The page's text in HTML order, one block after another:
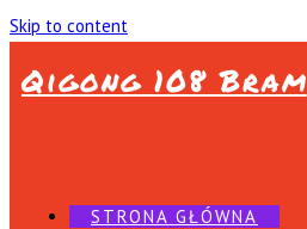
Skip to content
Qigong 108 Bram
STRONA GŁÓWNA